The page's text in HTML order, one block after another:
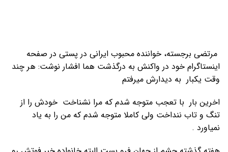
مرتضی برجسته، خواننده محبوب ایرانی در پستی در صفحه
اینستاگرام خود در واکنش به درگذشت هما افشار نوشت: هر چند
وقت یکبار به دیدارش میرفتم
اخرین بار با تعجب متوجه شدم که مرا نشناخت خودش را از
تنگ و تاب ننداخت ولی کاملا متوجه شدم که من را به یاد
نمیاورد .